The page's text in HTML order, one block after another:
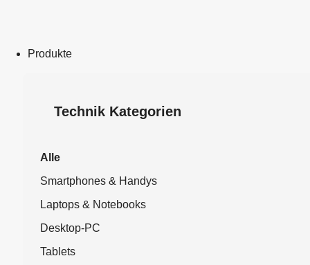
Produkte
Technik Kategorien
Alle
Smartphones & Handys
Laptops & Notebooks
Desktop-PC
Tablets